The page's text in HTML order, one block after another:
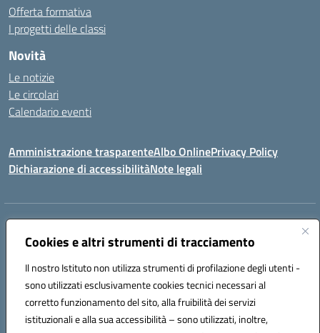
Cookies e altri strumenti di tracciamento
Il nostro Istituto non utilizza strumenti di profilazione degli utenti -
sono utilizzati esclusivamente cookies tecnici necessari al
corretto funzionamento del sito, alla fruibilità dei servizi
istituzionali e alla sua accessibilità – sono utilizzati, inoltre,
Offerta formativa
I progetti delle classi
Novità
Le notizie
Le circolari
Calendario eventi
Amministrazione trasparenteAlbo OnlinePrivacy Policy
Dichiarazione di accessibilitàNote legali
Indirizzo:
Centralino:+39 071 89 52 08 Email:anic82000a@istruzione.it
Codice fiscale: 93084540421
Codice meccanografico:
ANIC82000A
Codice unico di fatturazione (CUF): UFF6L6